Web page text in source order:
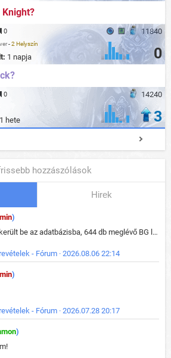
11840
0
-2 Helyszín
1 napja 0
14240
0
1 hete 3
hozzászólások
Hirek
)
149 új BG lap került be az adatbázisba, 644 db meglévő BG lap módosult, bekerültek az új képek a megváltozott lapokhoz is.
- Fórum · 2026.08.06 22:14
)
- Fórum · 2026.07.28 20:17
)